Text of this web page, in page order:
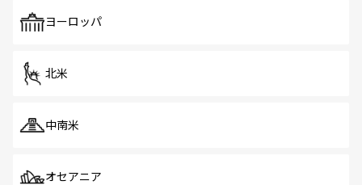
で、ホーカーズは地元の風情を楽しめる外せないスポット
ヨーロッパ
北米
中南米
オセアニア